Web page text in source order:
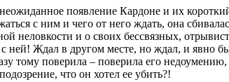
появление Кардоне и их
с ним и чего от него ждать, она
неловкости и о своих бессвязных,
ней! Ждал в другом месте, но ждал, и явно
тому поверила – поверила его
что он хотел ее убить?!